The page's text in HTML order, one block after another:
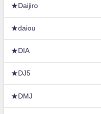
★Daijiro
★daiou
★DIA
★DJ5
★DMJ